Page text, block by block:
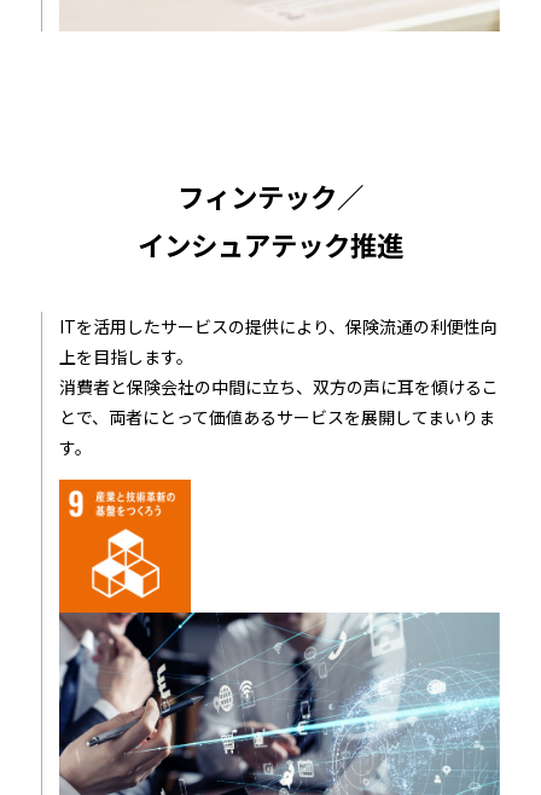
フィンテック／
インシュアテック推進
ITを活用したサービスの提供により、保険流通の利便性向
上を目指します。
消費者と保険会社の中間に立ち、双方の声に耳を傾けるこ
とで、両者にとって価値あるサービスを展開してまいりま
す。